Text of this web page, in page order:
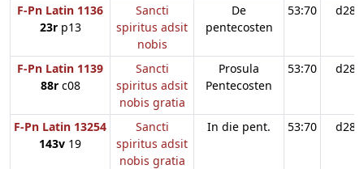
F-Pn Latin 1136
23rp13
Sancti
spiritus adsit
nobis
De
pentecosten
53:70 d28
F-Pn Latin 1139
88rc08
Sancti
spiritus adsit
nobis gratia
Prosula
Pentecosten
53:70 d28
F-Pn Latin 13254
143v 19
Sancti
spiritus adsit
nobis gratia
In die pent. 53:70 d28